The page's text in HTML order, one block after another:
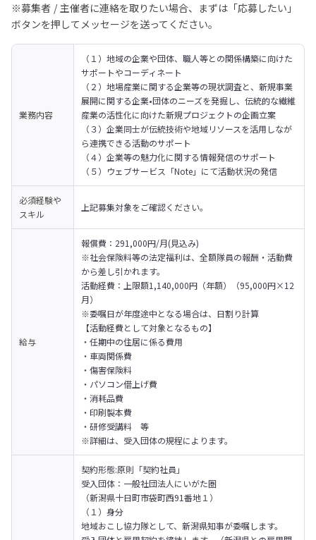
※募集者 / 主催者に連絡を取りたい場合、まずは「応募したい」
ボタンを押してメッセージを送ってください。
業務内容
（１）地域の企業や団体、職人等との関係構築に向けた
サポートやコーディネート
（２）地場産業に関する企業等の現状調査と、新規事業
展開に関する企業•団体のニーズを発掘し、伝統的な繊維
産業の活性化に向けた新規プロジェクトの企画立案
（３）企業同士が伝統技術や地域リソースを活用しなが
ら連携できる活動のサポート
（４）企業等の魅力化に関する情報発信のサポート
（５）ウェブサービス「Note」にて活動状況の発信
必須経験や
スキル
上記募集対象をご確認ください。
給与
報償費：291,000円/月(見込み)
※社会保険料等の法定福利は、全額隊員の報酬・活動費
から差し引かれます。
活動経費：上限額1,140,000円（年額）（95,000円×12
月）
※委嘱日が年度途中となる場合は、日割り計算
【活動経費として対象となるもの】
・任期中の住居に係る費用
・車両関係費
・傷害保険料
・パソコン借上げ費
・消耗品費
・印刷製本費
・研修受講料　等
※詳細は、受入団体の規程によります。
契約形態:原則「契約社員」
受入団体：一般社団法人にいがた圏
（新潟県十日町市袋町西91番地１）
（１）身分
地域おこし協力隊として、新潟県知事が委嘱します。